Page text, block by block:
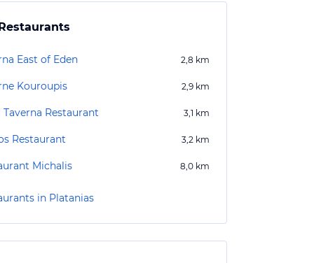
East of Eden 2,8 km
Kouroupis 2,9 km
Taverna Restaurant 3,1 km
Restaurant 3,2 km
Michalis 8,0 km
in Platanias